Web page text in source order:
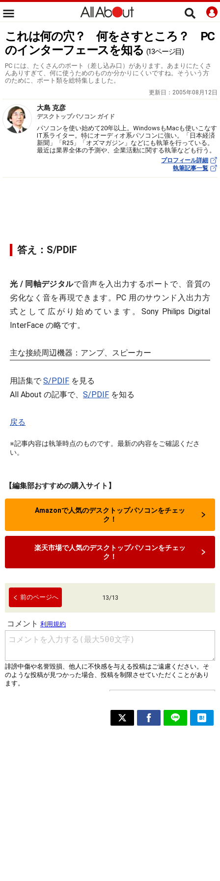
これは何の穴？ 何をさすところ？ PC
のインターフェースを知る (13ページ目)
PC には、たくさんのポート（差し込み口）があります。あまりにたくさ
んありすぎて、何に使うためのものか分かりにくいですね。そういう方
のために、ポート類を総特集しました。
更新日： 2005年08月12日
大島 克彦
デスクトップパソコン ガイド
パソコンを使い始めて20年以上。WindowsもMacも使いこなす
IT系ライター。特にオーディオ系パソコンに強い。「日本経済
新聞」「R25」「オズマガジン」などにも執筆を行っている。
最近は業界全体の予測や、企業活動に関する執筆なども行う。
プロフィール詳細
執筆記事一覧
答え：S/PDIF
光 / 同軸デジタルで音声を入出力するポートで、音質の
劣化なく音を再現できます。PC 用のサウンド入出力方
式として広がり始めています。Sony Philips Digital
InterFace の略です。
主な接続周辺機器：アンプ、スピーカー
用語集で S/PDIF を見る
All About の記事で、 S/PDIF を知る
戻る
※記事内容は執筆時点のものです。最新の内容をご確認くださ
い。
【編集部おすすめの購入サイト】
Amazonで人気のデスクトップパソコンをチェッ
ク！
楽天市場で人気のデスクトップパソコンをチェッ
ク！
前のページへ 13/13